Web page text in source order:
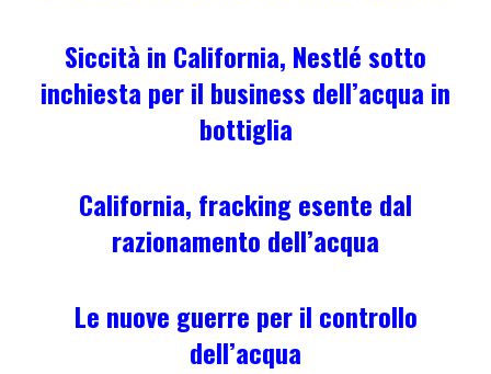
Siccità in California, Nestlé sotto
inchiesta per il business dell’acqua in
bottiglia
California, fracking esente dal
razionamento dell’acqua
Le nuove guerre per il controllo
dell’acqua